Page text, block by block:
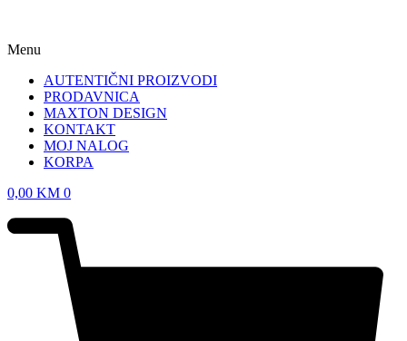
Menu
AUTENTIČNI PROIZVODI
PRODAVNICA
MAXTON DESIGN
KONTAKT
MOJ NALOG
KORPA
0,00 KM 0